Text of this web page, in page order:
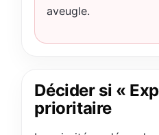
aveugle.
Décider si «
prioritaire